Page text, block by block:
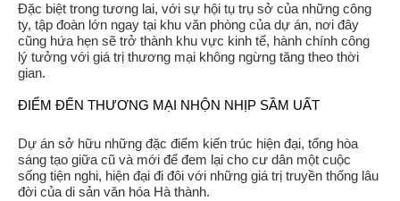
Đặc biệt trong tương lai, với sự hội tụ trụ sở của những công
ty, tập đoàn lớn ngay tại khu văn phòng của dự án, nơi đây
cũng hứa hẹn sẽ trở thành khu vực kinh tế, hành chính công
lý tưởng với giá trị thương mại không ngừng tăng theo thời
gian.
ĐIỂM ĐẾN THƯƠNG MẠI NHỘN NHỊP SẦM UẤT
Dự án sở hữu những đặc điểm kiến trúc hiện đại, tổng hòa
sáng tạo giữa cũ và mới để đem lại cho cư dân một cuộc
sống tiện nghi, hiện đại đi đôi với những giá trị truyền thống lâu
đời của di sản văn hóa Hà thành.